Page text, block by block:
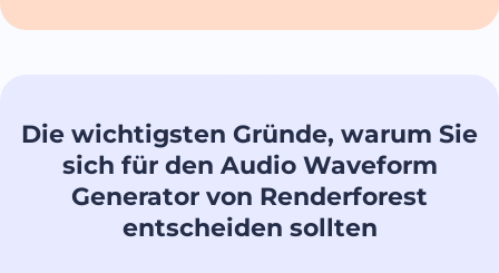
Die wichtigsten Gründe, warum Sie
sich für den Audio Waveform
Generator von Renderforest
entscheiden sollten